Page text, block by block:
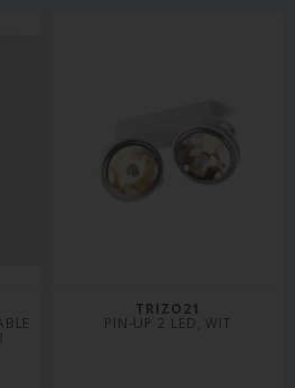
TRIZO21
PIN-UP 2 LED, WIT